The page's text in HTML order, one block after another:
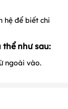
hệ để biết chi
thể như sau:
ngoài vào.